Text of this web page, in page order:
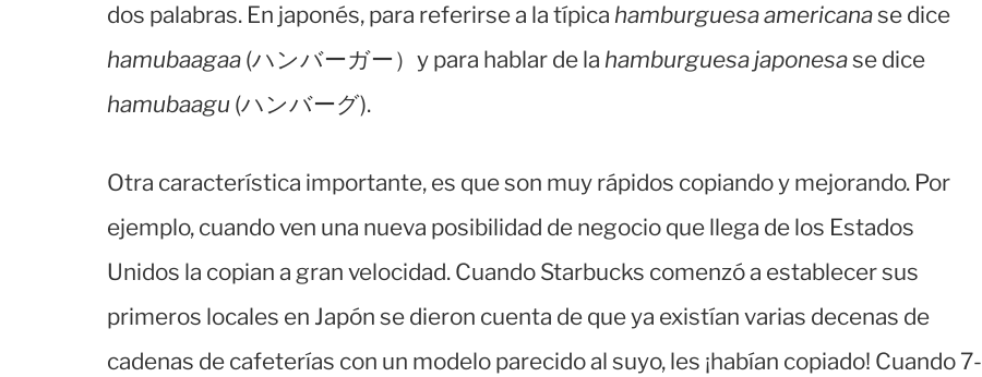
dos palabras. En japonés, para referirse a la típica hamburguesa americanase dice
hamubaagaa(ハンバーガー）y para hablar de la hamburguesa japonesase dice
hamubaagu(ハンバーグ).
Otra característica importante, es que son muy rápidos copiando y mejorando. Por
ejemplo, cuando ven una nueva posibilidad de negocio que llega de los Estados
Unidos la copian a gran velocidad. Cuando Starbucks comenzó a establecer sus
primeros locales en Japón se dieron cuenta de que ya existían varias decenas de
cadenas de cafeterías con un modelo parecido al suyo, les ¡habían copiado! Cuando 7-